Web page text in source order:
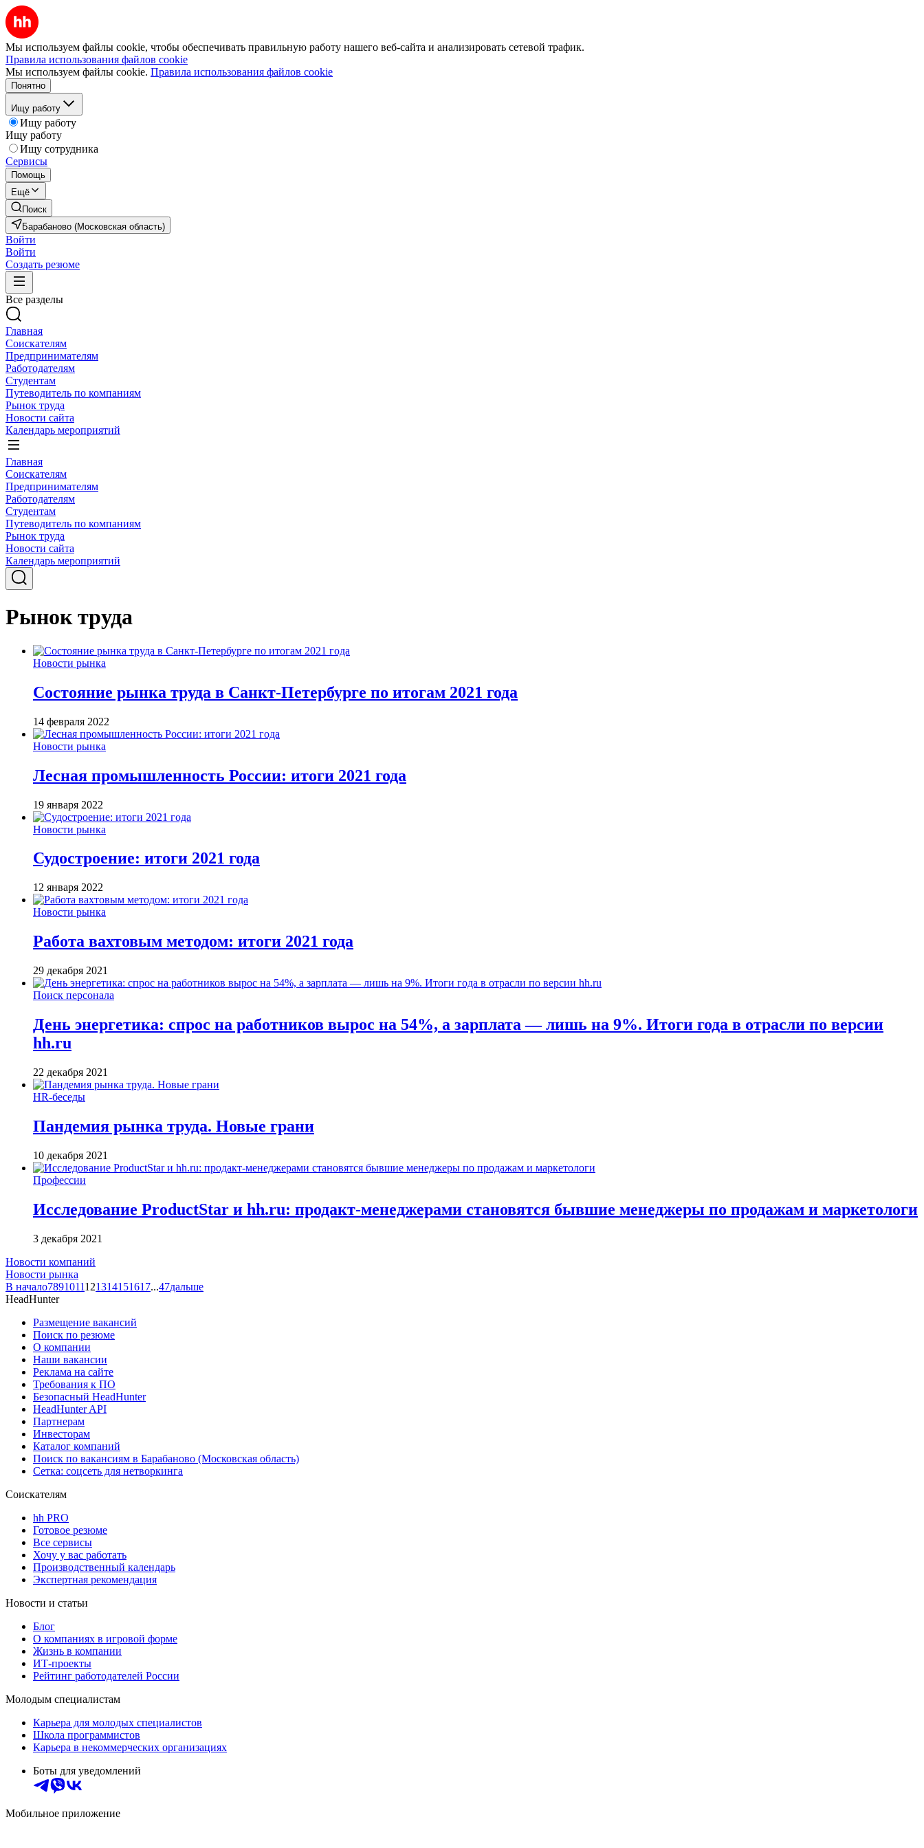
Мы используем файлы cookie, чтобы обеспечивать правильную работу нашего веб-сайта и анализировать сетевой трафик.
Правила использования файлов cookie
Мы используем файлы cookie. Правила использования файлов cookie
Понятно
Ищу работу
Ищу работу
Ищу работу
Ищу сотрудника
Сервисы
Помощь
Ещё
Поиск
Барабаново (Московская область)
Войти
Войти
Создать резюме
Все разделы
Главная
Соискателям
Предпринимателям
Работодателям
Студентам
Путеводитель по компаниям
Рынок труда
Новости сайта
Календарь мероприятий
Главная
Соискателям
Предпринимателям
Работодателям
Студентам
Путеводитель по компаниям
Рынок труда
Новости сайта
Календарь мероприятий
Рынок труда
Новости рынка
Состояние рынка труда в Санкт-Петербурге по итогам 2021 года
14 февраля 2022
Новости рынка
Лесная промышленность России: итоги 2021 года
19 января 2022
Новости рынка
Судостроение: итоги 2021 года
12 января 2022
Новости рынка
Работа вахтовым методом: итоги 2021 года
29 декабря 2021
Поиск персонала
День энергетика: спрос на работников вырос на 54%, а зарплата — лишь на 9%. Итоги года в отрасли по версии
hh.ru
22 декабря 2021
HR-беседы
Пандемия рынка труда. Новые грани
10 декабря 2021
Профессии
Исследование ProductStar и hh.ru: продакт-менеджерами становятся бывшие менеджеры по продажам и маркетологи
3 декабря 2021
Новости компаний
Новости рынка
В начало7891011121314151617...47дальше
HeadHunter
Размещение вакансий
Поиск по резюме
О компании
Наши вакансии
Реклама на сайте
Требования к ПО
Безопасный HeadHunter
HeadHunter API
Партнерам
Инвесторам
Каталог компаний
Поиск по вакансиям в Барабаново (Московская область)
Сетка: соцсеть для нетворкинга
Соискателям
hh PRO
Готовое резюме
Все сервисы
Хочу у вас работать
Производственный календарь
Экспертная рекомендация
Новости и статьи
Блог
О компаниях в игровой форме
Жизнь в компании
ИТ-проекты
Рейтинг работодателей России
Молодым специалистам
Карьера для молодых специалистов
Школа программистов
Карьера в некоммерческих организациях
Боты для уведомлений
Мобильное приложение